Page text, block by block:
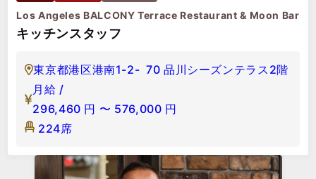
Los Angeles BALCONY Terrace Restaurant & Moon Bar
キッチンスタッフ
東京都港区港南1-2- 70 品川シーズンテラス2階
月給 /
296,460 円 〜 576,000 円
224席